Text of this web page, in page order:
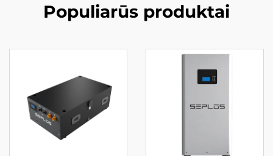
Populiarūs produktai